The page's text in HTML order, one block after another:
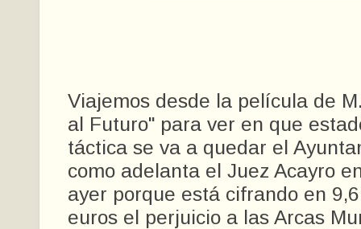
Viajemos desde la película de
al Futuro" para ver en que
táctica se va a quedar el
como adelanta el Juez Acayro
ayer porque está cifrando en
euros el perjuicio a las Arcas